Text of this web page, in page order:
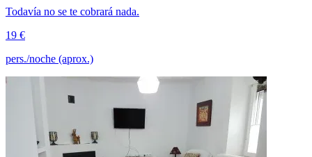
Todavía no se te cobrará nada.
19 €
pers./noche (aprox.)